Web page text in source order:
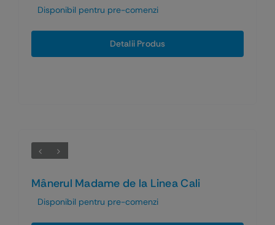
Disponibil pentru pre-comenzi
Detalii Produs
Mânerul Madame de la Linea Cali
Disponibil pentru pre-comenzi